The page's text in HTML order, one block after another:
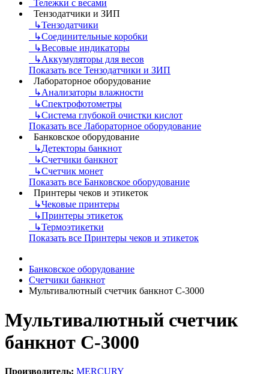
Тележки с весами
Тензодатчики и ЗИП
↳Тензодатчики
↳Соединительные коробки
↳Весовые индикаторы
↳Аккумуляторы для весов
Показать все Тензодатчики и ЗИП
Лабораторное оборудование
↳Анализаторы влажности
↳Спектрофотометры
↳Система глубокой очистки кислот
Показать все Лабораторное оборудование
Банковское оборудование
↳Детекторы банкнот
↳Счетчики банкнот
↳Счетчик монет
Показать все Банковское оборудование
Принтеры чеков и этикеток
↳Чековые принтеры
↳Принтеры этикеток
↳Термоэтикетки
Показать все Принтеры чеков и этикеток
Банковское оборудование
Счетчики банкнот
Мультивалютный счетчик банкнот С-3000
Мультивалютный счетчик
банкнот С-3000
Производитель: MERCURY